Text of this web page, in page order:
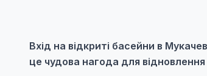
Вхід на відкриті басейни в
це чудова нагода для відновлення